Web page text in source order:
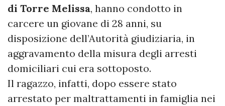
di Torre Melissa, hanno condotto in
carcere un giovane di 28 anni, su
disposizione dell’Autorità giudiziaria, in
aggravamento della misura degli arresti
domiciliari cui era sottoposto.
Il ragazzo, infatti, dopo essere stato
arrestato per maltrattamenti in famiglia nei